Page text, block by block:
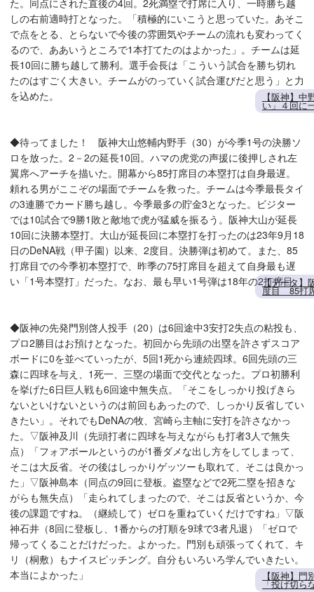
た。同点にされた直後の4回。2死満塁で打席に入り、一時勝ち越
しの右前適時打となった。「積極的にいこうと思っていた。あそこ
で点をとる、とらないで今後の雰囲気やチームの流れも変わってく
るので、ああいうところで1本打てたのはよかった」。チームは延
長10回に勝ち越して勝利。選手会長は「こういう試合を勝ち切れ
たのはすごく大きい。チームがのっていく試合運びだと思う」と力
を込めた。
【阪神】
い」４回に
◆待ってました！ 阪神大山悠輔内野手（30）が今季1号の決勝ソ
ロを放った。2－2の延長10回。ハマの虎党の声援に後押しされ左
翼席へアーチを描いた。開幕から85打席目の本塁打は自身最遅。
頼れる男がここぞの場面でチームを救った。チームは今季最長タイ
の3連勝でカード勝ち越し。今季最多の貯金3となった。ビジター
では10試合で9勝1敗と敵地で虎が猛威を振るう。阪神大山が延長
10回に決勝本塁打。大山が延長回に本塁打を打ったのは23年9月18
日のDeNA戦（甲子園）以来、2度目。決勝弾は初めて。また、85
打席目での今季初本塁打で、昨季の75打席目を超えて自身最も遅
い「1号本塁打」だった。なお、最も早い1号弾は18年の2打席目。
【データ】
度目 85打
◆阪神の先発門別啓人投手（20）は6回途中3安打2失点の粘投も、
プロ2勝目はお預けとなった。初回から先頭の出塁を許さずスコア
ボードに0を並べていったが、5回1死から連続四球。6回先頭の三
森に四球を与え、1死一、三塁の場面で交代となった。プロ初勝利
を挙げた6日巨人戦も6回途中無失点。「そこをしっかり投げきら
ないといけないというのは前回もあったので、しっかり反省してい
きたい」。それでもDeNAの牧、宮崎ら主軸に安打を許さなかっ
た。▽阪神及川（先頭打者に四球を与えながらも打者3人で無失
点）「フォアボールというのが1番ダメな出し方をしてしまって、
そこは大反省。その後はしっかりゲッツーも取れて、そこは良かっ
た」▽阪神島本（同点の9回に登板。盗塁などで2死二塁を招きな
がらも無失点）「走られてしまったので、そこは反省というか、今
後の課題ですね。（継続して）ゼロを重ねていくだけですね」▽阪
神石井（8回に登板し、1番からの打順を9球で3者凡退）「ゼロで
帰ってくることだけだった。よかった。門別も頑張ってくれて、キ
リ（桐敷）もナイスピッチング。自分もいろいろ学んでいきたい。
本当によかった」
【阪神】
「投げ切ら